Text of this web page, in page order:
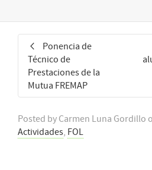
Ponencia de
Técnico de
Prestaciones de la
Mutua FREMAP
Posted by Carmen Luna Gordillo
Actividades, FOL